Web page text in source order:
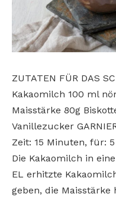
ZUTATEN FÜR DAS
Kakaomilch 100 ml
Maisstärke 80g
Vanillezucker
Zeit: 15 Minuten, für: 5
Die Kakaomilch in
EL erhitzte
geben, die